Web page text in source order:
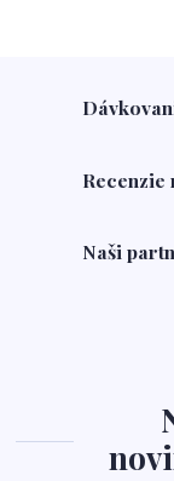
Recenzie
Naši